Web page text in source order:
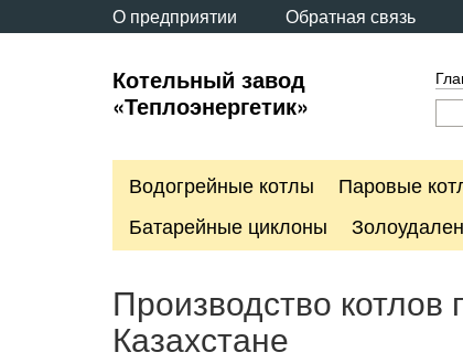
О предприятии Обратная связь
Котельный завод
«Теплоэнергетик»
Водогрейные котлы Паровые
Батарейные циклоны
Производство
Казахстане